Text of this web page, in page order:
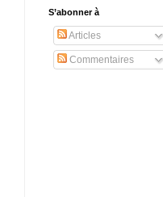
S’abonner à
Articles
Commentaires